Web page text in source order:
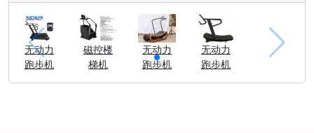
无动力
跑步机
磁控楼
梯机
无动力
跑步机
无动力
跑步机